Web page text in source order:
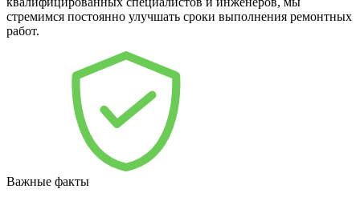
стремимся постоянно улучшать сроки выполнения ремонтных
работ.
Важные факты